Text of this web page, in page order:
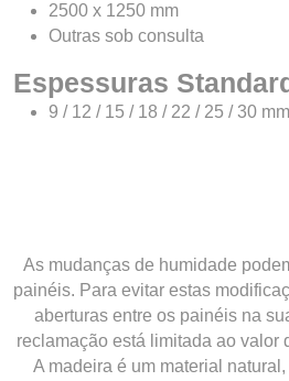
2500 x 1250 mm
Outras sob consulta
Espessuras
9 / 12 / 15 / 18 / 22 / 25 / 30 mm
As mudanças de humidade
painéis. Para evitar estas
aberturas entre os painéis na
reclamação está limitada ao valor
A madeira é um material